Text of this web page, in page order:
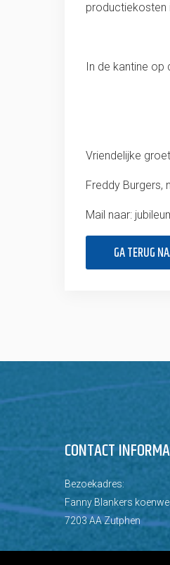
productiekosten
In de kantine op
Vriendelijke
Freddy Burgers,
Mail naar:
GA TERUG
CONTACT
Bezoekadres:
Fanny Blankers
7203 AA Zutphen